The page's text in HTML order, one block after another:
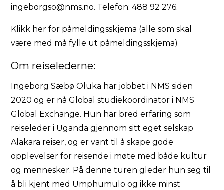
ingeborgso@nms.no. Telefon: 488 92 276.
Klikk her for påmeldingsskjema (alle som skal
være med må fylle ut påmeldingsskjema)
Om reiselederne:
Ingeborg Sæbø Oluka har jobbet i NMS siden
2020 og er nå Global studiekoordinator i NMS
Global Exchange. Hun har bred erfaring som
reiseleder i Uganda gjennom sitt eget selskap
Alakara reiser, og er vant til å skape gode
opplevelser for reisende i møte med både kultur
og mennesker. På denne turen gleder hun seg til
å bli kjent med Umphumulo og ikke minst